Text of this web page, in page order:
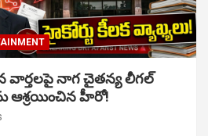
వార్తలపై నాగ చైతన్య లీగల్
ఆశ్రయించిన హీరో!